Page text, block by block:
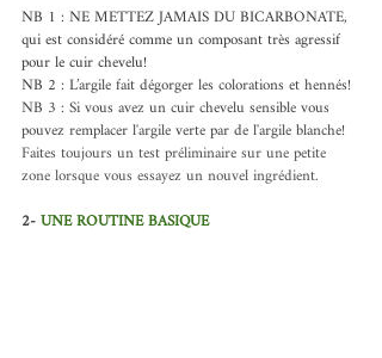
NB 1 : NE METTEZ JAMAIS DU BICARBONATE,
qui est considéré comme un composant très agressif
pour le cuir chevelu!
NB 2 : L’argile fait dégorger les colorations et hennés!
NB 3 : Si vous avez un cuir chevelu sensible vous
pouvez remplacer l'argile verte par de l'argile blanche!
Faites toujours un test préliminaire sur une petite
zone lorsque vous essayez un nouvel ingrédient.
2- UNE ROUTINE BASIQUE